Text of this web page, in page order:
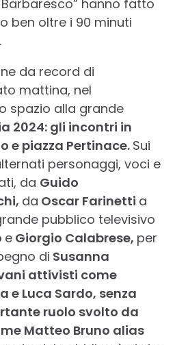
hanno fatto
ben oltre i 90 minuti
da record di
mattina, nel
spazio alla grande
2024: gli incontri in
e piazza Pertinace. Sui
personaggi, voci e
da Guido
da Oscar Farinetti a
pubblico televisivo
e Giorgio Calabrese, per
di Susanna
attivisti come
e Luca Sardo, senza
ruolo svolto da
Matteo Bruno alias